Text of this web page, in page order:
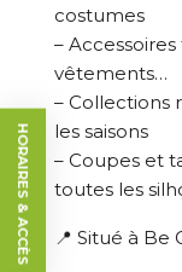
costumes
–
vêtements…
– Collections
les saisons
– Coupes et
toutes les
📍 Situé à Be
HORAIRES & ACCÈS